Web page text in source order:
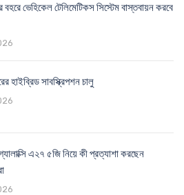
ভেহিকেল টেলিমেটিকস সিস্টেম বাস্তবায়ন করবে
হাইব্রিড সাবস্ক্রিপশন চালু
এ২৭ ৫জি নিয়ে কী প্রত্যাশা করছেন